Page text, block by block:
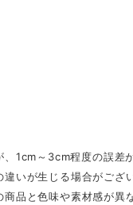
1cm～3cm程度の誤差
いが生じる場合がござ
品と色味や素材感が異